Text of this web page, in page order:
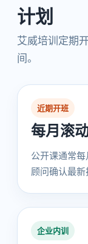
计划
艾威培训定期
间。
近期开班
每月滚
公开课通常
顾问确认最新
企业内训